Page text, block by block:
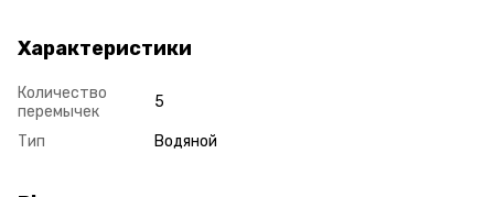
Характеристики
Количество
перемычек
5
Тип Водяной